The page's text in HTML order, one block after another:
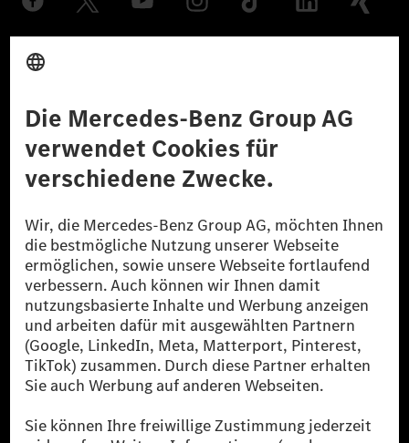
© 2026 Mercedes-Benz Group AG. Alle Rechte vorbehalten.
reduzierte CO₂-Emissionen bei der Mercedes-Benz Group durch
zertifizierte Ausgleichsprojekte kompensiert werden.
[2] Renewable Charging ist ein integraler Bestandteil von MB.CHARGE
Public in Europa, den USA, Kanada und China. Sofern an der jeweiligen
Ladestation noch kein Strom aus erneuerbaren Energien vorliegt,
verwendet Renewable Charging Grünstromzertifikate*. Diese stellen
sicher, dass für Ladevorgänge über MB.CHARGE Public eine äquivalente
Strommenge aus erneuerbaren Energien ins Stromnetz eingespeist wird.
Sie stammen ausschließlich aus Wind- und Solarkraftanlagen, die jünger
als sechs Jahre sind.
* Inkl. EKOenergy Ökolabel
* Die angegebenen Werte wurden nach dem vorgeschriebenen
Messverfahren WLTP (Worldwide harmonised Light vehicles Test